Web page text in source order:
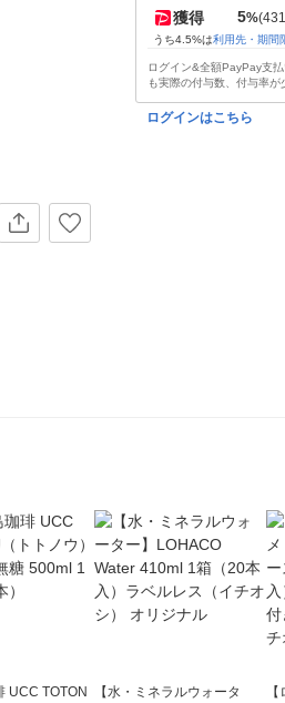
獲得 5%
うち4.5%は利用先・期間
ログイン&全額PayPay支
も実際の付与数、付与率が
ログインはこちら
UCC TOTON
【水・ミネラルウォータ